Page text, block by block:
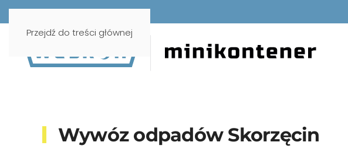
Przejdź do treści głównej
Wywóz odpadów Skorzęcin